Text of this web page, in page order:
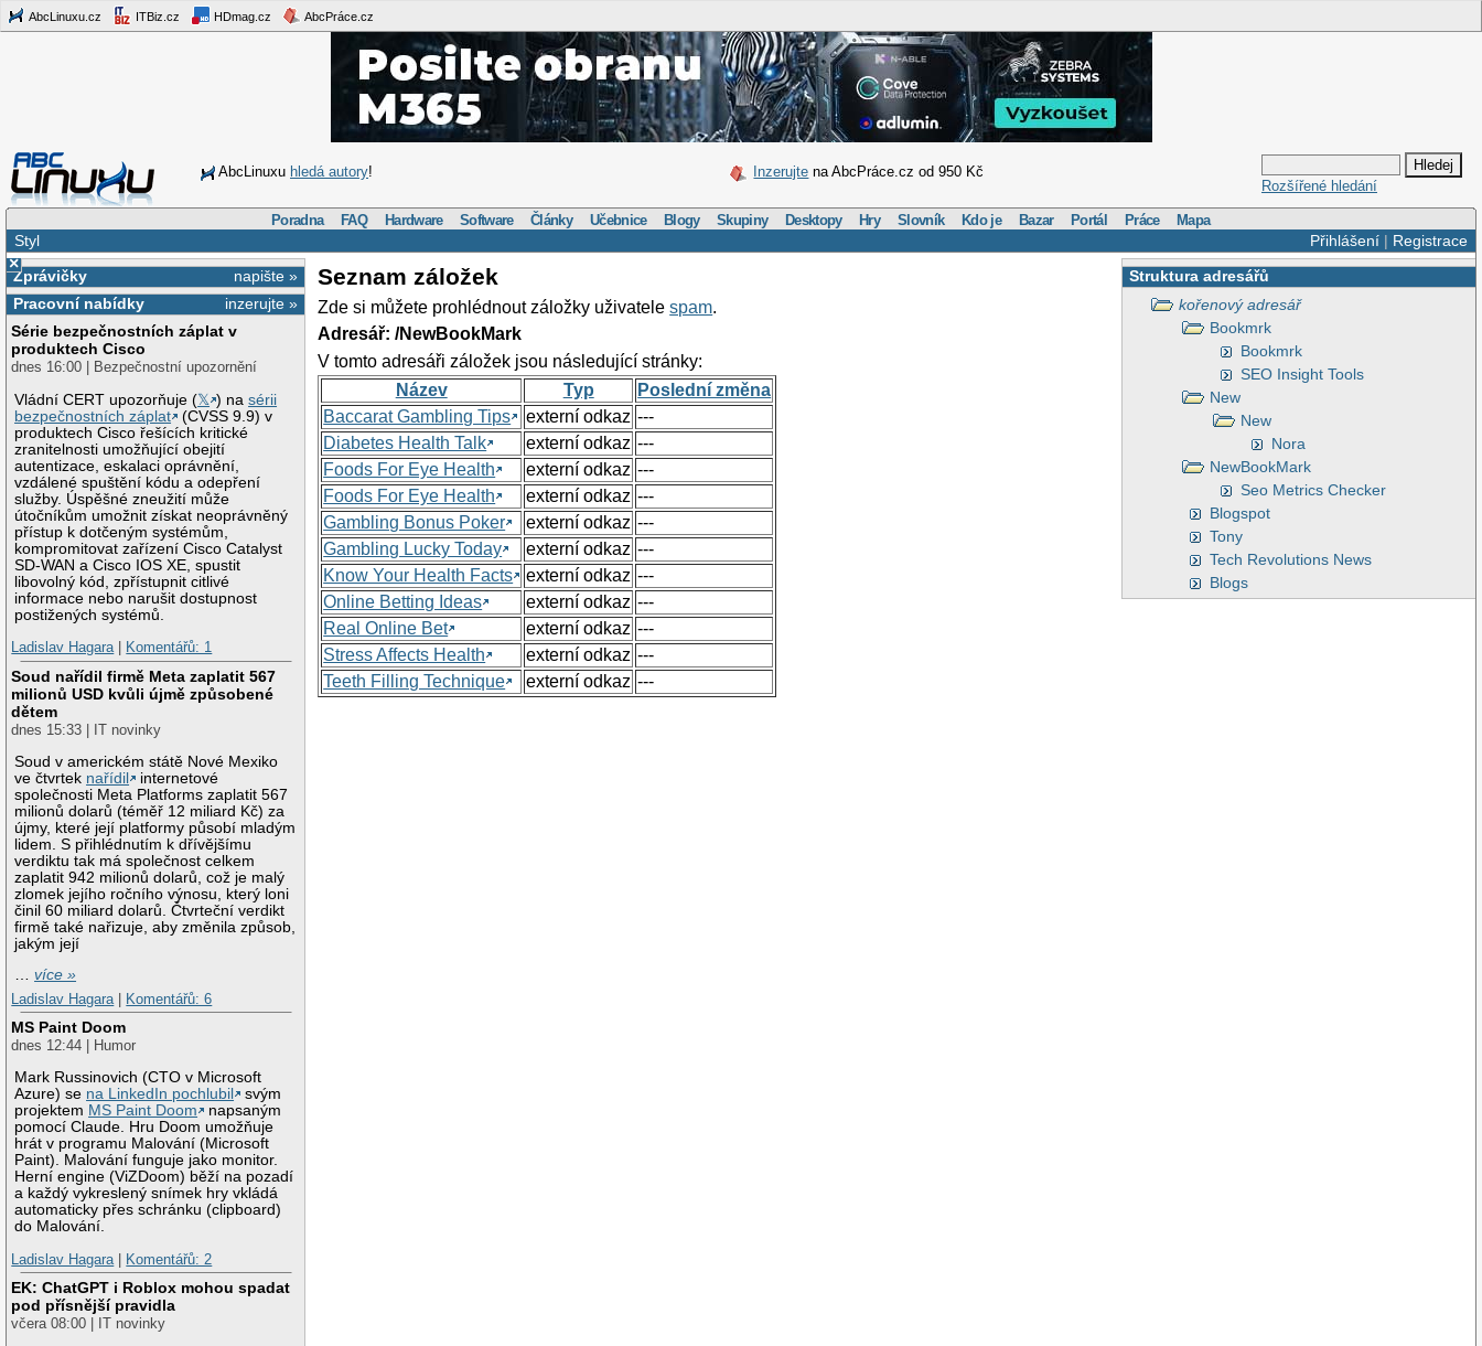
AbcLinuxu.cz ITBiz.cz HDmag.cz AbcPráce.cz
AbcLinuxu hledá autory! Inzerujte na AbcPráce.cz od 950 Kč
Rozšířené hledání
Poradna FAQ Hardware Software Články Učebnice Blogy Skupiny Desktopy Hry Slovník Kdo je Bazar Portál Práce Mapa
Přihlášení| Registrace
Styl
×
napište »
Zprávičky
inzerujte »
Pracovní nabídky
Série bezpečnostních záplat v
produktech Cisco
dnes 16:00 | Bezpečnostní upozornění
Vládní CERT upozorňuje (𝕏 ) nasérii
bezpečnostních záplat
(CVSS 9.9) v
produktech Cisco řešících kritické
zranitelnosti umožňující obejití
autentizace, eskalaci oprávnění,
vzdálené spuštění kódu a odepření
služby. Úspěšné zneužití může
útočníkům umožnit získat neoprávněný
přístup k dotčeným systémům,
kompromitovat zařízení Cisco Catalyst
SD-WAN a Cisco IOS XE, spustit
libovolný kód, zpřístupnit citlivé
informace nebo narušit dostupnost
postižených systémů.
Ladislav Hagara| Komentářů: 1
Soud nařídil firmě Meta zaplatit 567
milionů USD kvůli újmě způsobené
dětem
dnes 15:33 | IT novinky
Soud v americkém státě Nové Mexiko
ve čtvrtek nařídil
internetové
společnosti Meta Platforms zaplatit 567
milionů dolarů (téměř 12 miliard Kč) za
újmy, které její platformy působí mladým
lidem. S přihlédnutím k dřívějšímu
verdiktu tak má společnost celkem
zaplatit 942 milionů dolarů, což je malý
zlomek jejího ročního výnosu, který loni
činil 60 miliard dolarů. Čtvrteční verdikt
firmě také nařizuje, aby změnila způsob,
jakým její
…více »
Ladislav Hagara
Komentářů: 6
MS Paint Doom
dnes 12:44 | Humor
Mark Russinovich (CTO v Microsoft
Azure) se na LinkedIn pochlubil
svým
projektem MS Paint Doom
napsaným
pomocí Claude. Hru Doom umožňuje
hrát v programu Malování (Microsoft
Paint). Malování funguje jako monitor.
Herní engine (ViZDoom) běží na pozadí
a každý vykreslený snímek hry vkládá
automaticky přes schránku (clipboard)
do Malování.
Ladislav Hagara
Komentářů: 2
EK: ChatGPT i Roblox mohou spadat
pod přísnější pravidla
včera 08:00 | IT novinky
Struktura adresářů
kořenový adresář
Bookmrk
Bookmrk
SEO Insight Tools
New
New
Nora
NewBookMark
Seo Metrics Checker
Blogspot
Tony
Tech Revolutions News
Blogs
Seznam záložek
Zde si můžete prohlédnout záložky uživatelespam.
Adresář: /NewBookMark
V tomto adresáři záložek jsou následující stránky:
Název
Typ
Poslední změna
Baccarat Gambling Tips
externí odkaz ---
Diabetes Health Talk
externí odkaz ---
Foods For Eye Health
externí odkaz ---
Foods For Eye Health
externí odkaz ---
Gambling Bonus Poker
externí odkaz ---
Gambling Lucky Today
externí odkaz ---
Know Your Health Facts
externí odkaz ---
Online Betting Ideas
externí odkaz ---
Real Online Bet
externí odkaz ---
Stress Affects Health
externí odkaz ---
Teeth Filling Technique
externí odkaz ---